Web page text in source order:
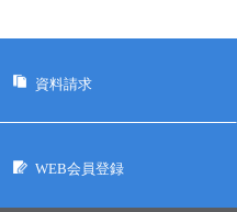
資料請求
WEB会員登録